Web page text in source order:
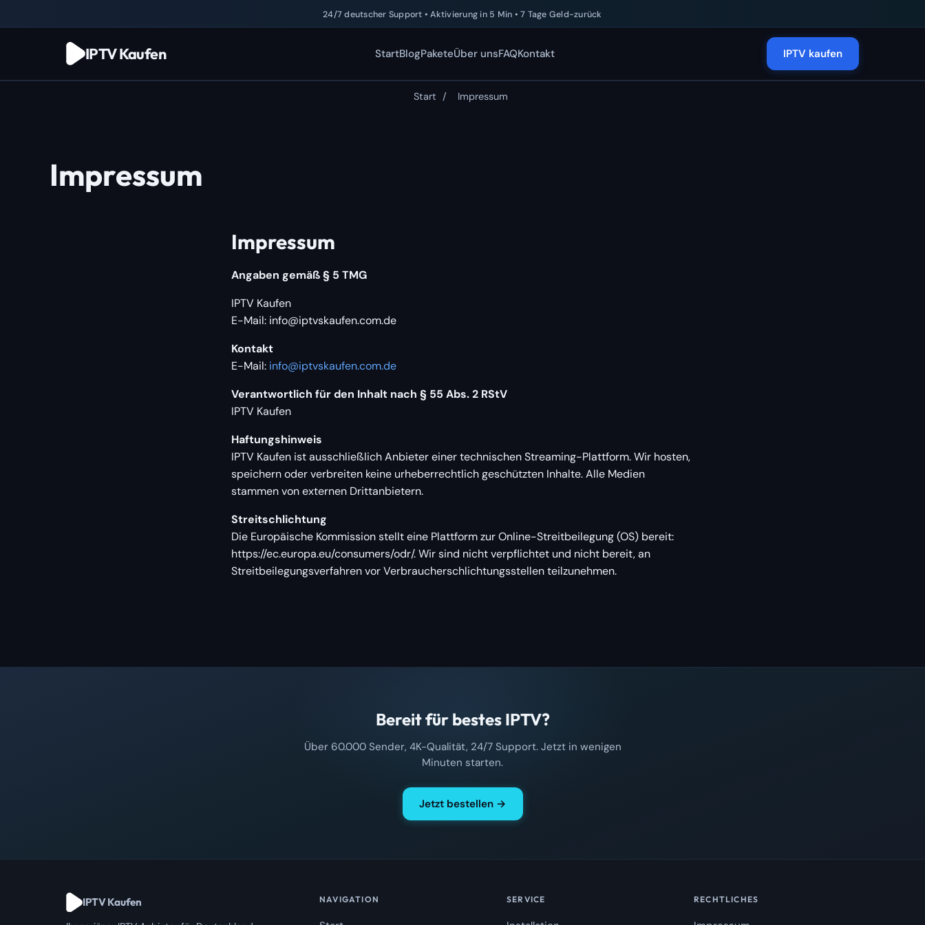
Inhalt
24/7 deutscher Support • Aktivierung in 5 Min • 7 Tage Geld-zurück
IPTV Kaufen StartBlogPaketeÜber unsFAQKontakt IPTV kaufen
Start / Impressum
Impressum
Impressum
Angaben gemäß § 5 TMG
IPTV Kaufen
E-Mail: info@iptvskaufen.com.de
Kontakt
E-Mail: info@iptvskaufen.com.de
Verantwortlich für den Inhalt nach § 55 Abs. 2 RStV
IPTV Kaufen
Haftungshinweis
IPTV Kaufen ist ausschließlich Anbieter einer technischen Streaming-Plattform. Wir hosten,
speichern oder verbreiten keine urheberrechtlich geschützten Inhalte. Alle Medien
stammen von externen Drittanbietern.
Streitschlichtung
Die Europäische Kommission stellt eine Plattform zur Online-Streitbeilegung (OS) bereit:
https://ec.europa.eu/consumers/odr/. Wir sind nicht verpflichtet und nicht bereit, an
Streitbeilegungsverfahren vor Verbraucherschlichtungsstellen teilzunehmen.
Bereit für bestes IPTV?
Über 60.000 Sender, 4K-Qualität, 24/7 Support. Jetzt in wenigen
Minuten starten.
Jetzt bestellen →
IPTV Kaufen NAVIGATION SERVICE RECHTLICHES